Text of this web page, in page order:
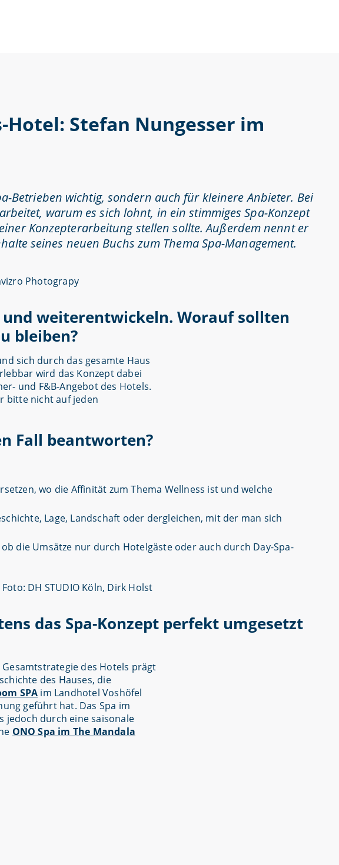
Stefan Nungesser im
Betrieben wichtig, sondern auch für kleinere Anbieter. Bei
warum es sich lohnt, in ein stimmiges Spa-Konzept
Konzepterarbeitung stellen sollte. Außerdem nennt er
seines neuen Buchs zum Thema Spa-Management.
und weiterentwickeln. Worauf sollten
bleiben?
sich durch das gesamte Haus
wird das Konzept dabei
und F&B-Angebot des Hotels.
bitte nicht auf jeden
Fall beantworten?
wo die Affinität zum Thema Wellness ist und welche
Lage, Landschaft oder dergleichen, mit der man sich
die Umsätze nur durch Hotelgäste oder auch durch Day-Spa-
das Spa-Konzept perfekt umgesetzt
des Hotels prägt
des Hauses, die
SPA im Landhotel Voshöfel
geführt hat. Das Spa im
jedoch durch eine saisonale
ONO Spa im The Mandala